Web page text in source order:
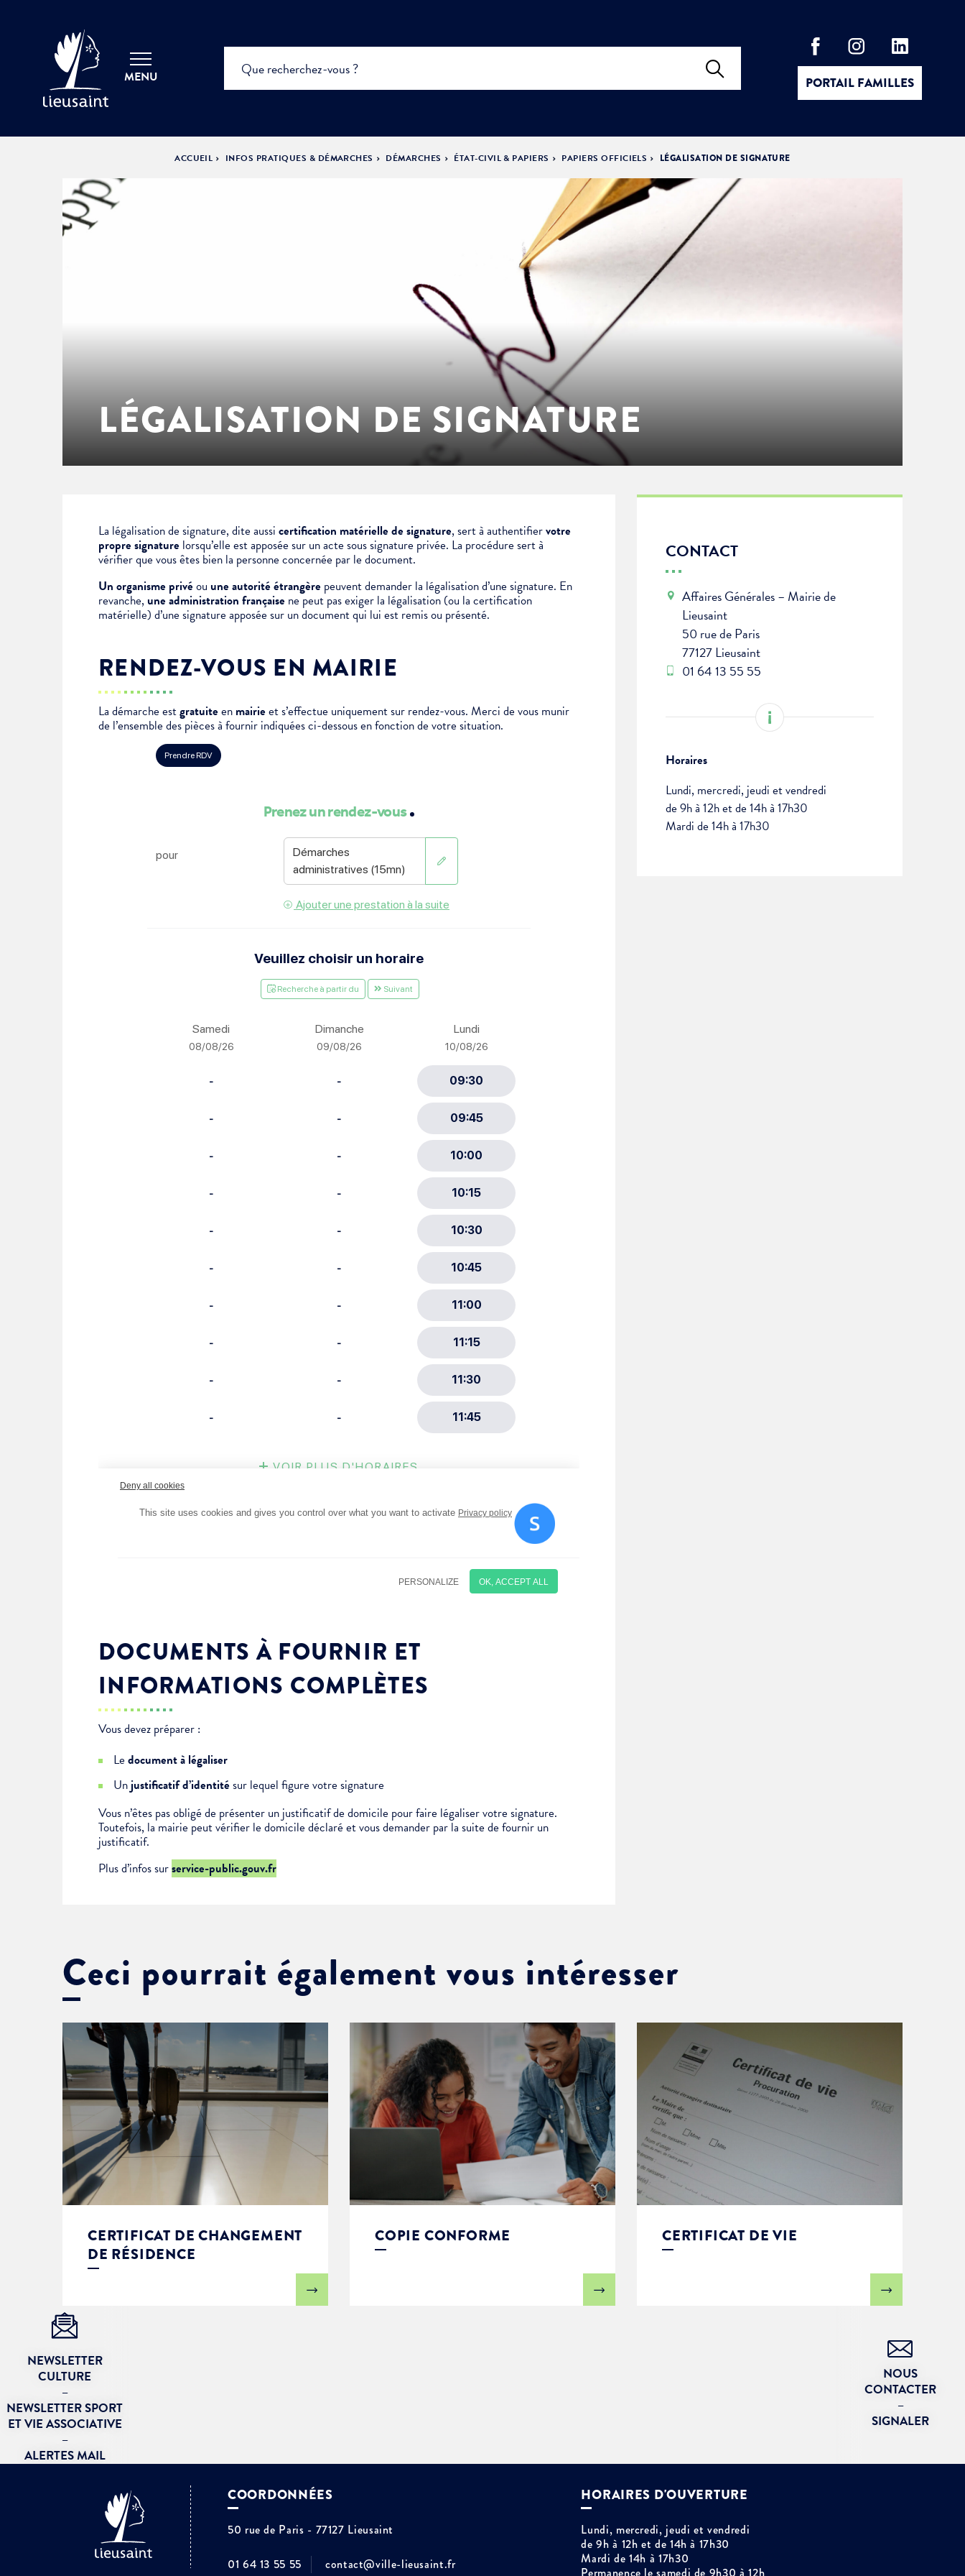
MENU PORTAIL FAMILLES
Cadre de vie
Culture
Solidarité
Annuaires & carte interactive
Je suis senior
Je suis étudiant
Logement
État-civil & papiers
Location de salles
Urbanisme
Séances du Conseil municipal
Actes administratifs
Ville éducative
Ville écologique
DÉMOCRATIE
PARTICIPATIVE
ACCUEIL INFOS PRATIQUES & DÉMARCHES DÉMARCHES ÉTAT-CIVIL & PAPIERS PAPIERS OFFICIELS LÉGALISATION DE SIGNATURE
LÉGALISATION DE SIGNATURE
La légalisation de signature, dite aussi certification matérielle de signature, sert à authentifiervotre
propre signature lorsqu’elle est apposée sur unacte sous signature privée. La procédure sert à
vérifier que vous êtes bien la personne concernée par le document.
Un organisme privéou une autorité étrangère peuvent demander la légalisation d’une signature. En
revanche, une administration française ne peut pas exiger la légalisation (ou la certification
matérielle) d’une signature apposée sur un document qui lui est remis ou présenté.
RENDEZ-VOUS EN MAIRIE
La démarche estgratuiteen mairieet s’effectue uniquement sur rendez-vous. Merci de vous munir
de l’ensemble des pièces à fournir indiquées ci-dessous en fonction de votre situation.
DOCUMENTS À FOURNIR ET
INFORMATIONS COMPLÈTES
Vous devez préparer :
Le document à légaliser
Un justificatif d’identitésur lequel figure votre signature
Vous n’êtes pas obligé de présenter un justificatif de domicile pour faire légaliser votre signature.
Toutefois, la mairie peut vérifier le domicile déclaré et vous demander par la suite de fournir un
justificatif.
Plus d’infos surservice-public.gouv.fr
CONTACT
Affaires Générales – Mairie de
Lieusaint
50 rue de Paris
77127 Lieusaint
01 64 13 55 55
Horaires
Lundi, mercredi, jeudi et vendredi
de 9h à 12h et de 14h à 17h30
Mardi de 14h à 17h30
Ceci pourrait également vous intéresser
CERTIFICAT DE CHANGEMENT
DE RÉSIDENCE
COPIE CONFORME CERTIFICAT DE VIE
NEWSLETTER
CULTURE
–
NEWSLETTER SPORT
ET VIE ASSOCIATIVE
–
ALERTES MAIL
NOUS
CONTACTER
–
SIGNALER
COORDONNÉES
50 rue de Paris - 77127 Lieusaint
01 64 13 55 55 contact@ville-lieusaint.fr
HORAIRES D'OUVERTURE
Lundi, mercredi, jeudi et vendredi
de 9h à 12h et de 14h à 17h30
Mardi de 14h à 17h30
Choisissez votre abonnement :
Alertes Mail
Newsletter Sport et Vie associative